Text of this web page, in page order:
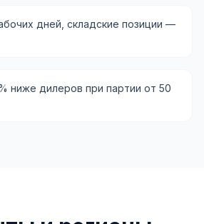
дней, складские позиции —
ниже дилеров при партии от 50